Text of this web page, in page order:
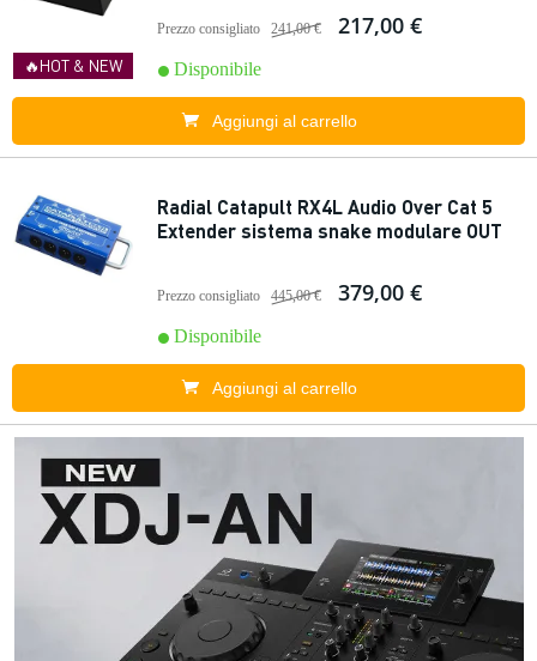
🔥HOT & NEW
Prezzo consigliato 241,00 € 217,00 €
Disponibile
Aggiungi al carrello
Radial Catapult RX4L Audio Over Cat 5
Extender sistema snake modulare OUT
Prezzo consigliato 445,00 € 379,00 €
Disponibile
Aggiungi al carrello